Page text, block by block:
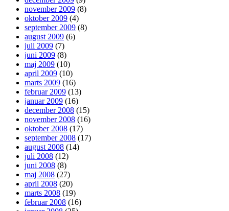
november 2009 (8)
oktober 2009 (4)
september 2009 (8)
august 2009 (6)
juli 2009 (7)
juni 2009 (8)
maj 2009 (10)
april 2009 (10)
marts 2009 (16)
februar 2009 (13)
januar 2009 (16)
december 2008 (15)
november 2008 (16)
oktober 2008 (17)
september 2008 (17)
august 2008 (14)
juli 2008 (12)
juni 2008 (8)
maj 2008 (27)
april 2008 (20)
marts 2008 (19)
februar 2008 (16)